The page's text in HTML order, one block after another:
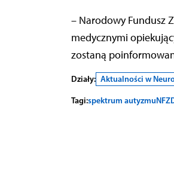
– Narodowy Fundusz
medycznymi
zostaną
Działy: Aktualności w
Tagi:spektrum autyzmuNFZ